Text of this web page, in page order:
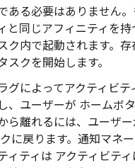
ある必要はありません
と同じアフィニティを
ク内で起動されます。存
スクを開始します。
グによってアクティビ
、ユーザーが ホームボ
ら離れるには、ユーザ
に戻ります。通知マネ
ィティは アクティビテ